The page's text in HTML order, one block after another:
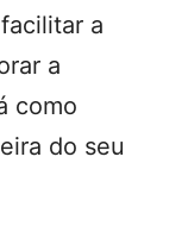
a
a
como
do seu